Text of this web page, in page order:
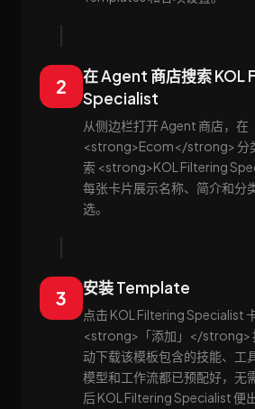
2
在 Agent 商店搜索 KOL
Specialist
从侧边栏打开 Agent 商店，在
<strong>Ecom</strong> 分
索 <strong>KOL Filtering
每张卡片展示名称、简介和分
选。
3 安装 Template
点击 KOL Filtering Specialist
<strong>「添加」</strong>
动下载该模板包含的技能、工
模型和工作流都已预配好，无
后 KOL Filtering Specialist 便